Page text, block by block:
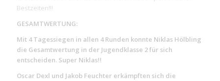
Bestzeiten!!!
GESAMTWERTUNG:
Mit 4 Tagessiegen in allen 4 Runden konnte Niklas Hölbling
die Gesamtwertung in der Jugendklasse 2 für sich
entscheiden. Super Niklas!!
Oscar Dexl und Jakob Feuchter erkämpften sich die